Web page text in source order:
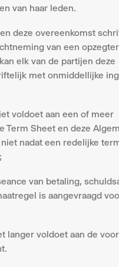
van haar leden.
deze overeenkomst
van een
elk van de partijen deze
met onmiddellijke
voldoet aan een of meer
Term Sheet en deze
nadat een redelijke
van betaling,
is aangevraagd
langer voldoet aan de